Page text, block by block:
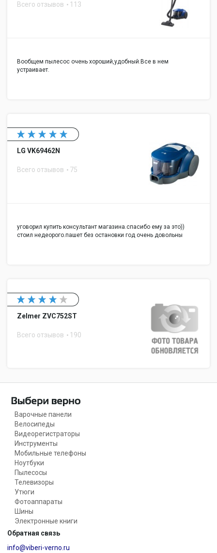
Всего отзывов 113
Вообщем пылесос очень хороший,удобный.Все в нем
устраивает.
LG VK69462N
Всего отзывов 75
уговорил купить консультант магазина.спасибо ему за это))
стоил недеорого.пашет без остановки год очень довольны
Zelmer ZVC752ST
Всего отзывов 190
Варочные панели
Велосипеды
Видеорегистраторы
Инструменты
Мобильные телефоны
Ноутбуки
Пылесосы
Телевизоры
Утюги
Фотоаппараты
Шины
Электронные книги
Обратная связь
info@viberi-verno.ru